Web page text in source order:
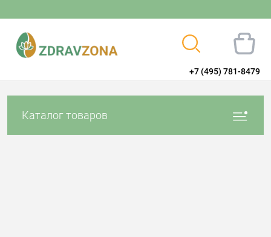
+7 (495) 781-8479
Каталог товаров